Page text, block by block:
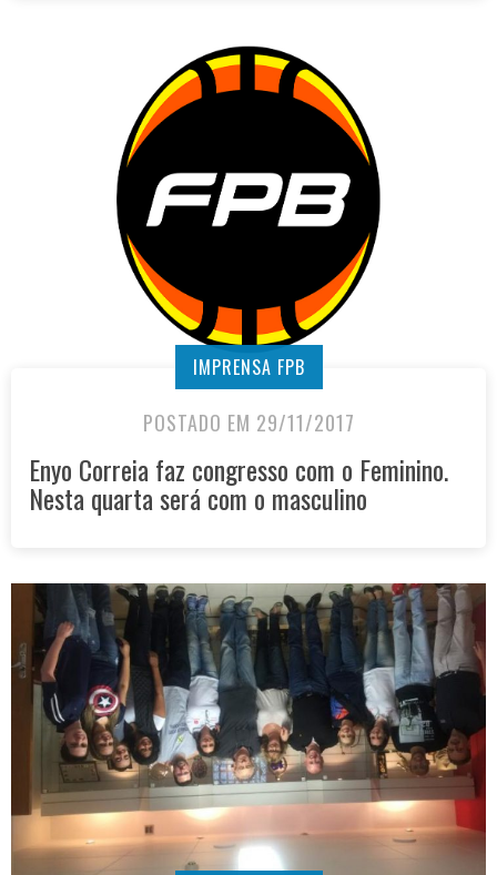
IMPRENSA FPB
POSTADO EM 29/11/2017
Enyo Correia faz congresso com o Feminino.
Nesta quarta será com o masculino